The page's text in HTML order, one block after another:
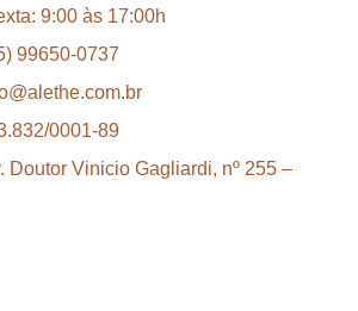
9:00 às 17:00h
99650-0737
0001-89
Doutor Vinicio Gagliardi, nº 255 –